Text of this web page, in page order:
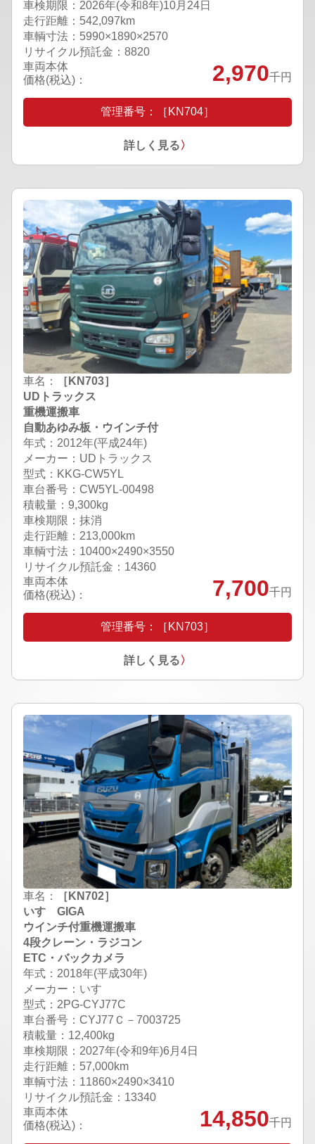
車検期限： 2026年(令和8年)10月24日
走行距離：542,097km
車輌寸法：5990×1890×2570
リサイクル預託金：8820
車両本体
価格(税込)：
2,970千円
管理番号：［KN704］
詳しく見る〉
車名：
［KN703］
UDトラックス
重機運搬車
自動あゆみ板・ウインチ付
年式：2012年(平成24年)
メーカー：UDトラックス
型式：KKG-CW5YL
車台番号：CW5YL-00498
積載量：9,300kg
車検期限：抹消
走行距離：213,000km
車輌寸法：10400×2490×3550
リサイクル預託金：14360
車両本体
価格(税込)：
7,700千円
管理番号：［KN703］
詳しく見る〉
車名：
［KN702］
いすゞGIGA
ウインチ付重機運搬車
4段クレーン・ラジコン
ETC・バックカメラ
年式：2018年(平成30年)
メーカー：いすゞ
型式：2PG-CYJ77C
車台番号：CYJ77Ｃ－7003725
積載量：12,400kg
車検期限： 2027年(令和9年)6月4日
走行距離：57,000km
車輌寸法：11860×2490×3410
リサイクル預託金：13340
車両本体
価格(税込)：
14,850千円